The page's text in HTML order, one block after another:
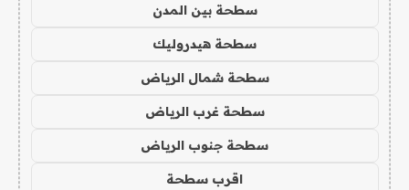
سطحة بين المدن
سطحة هيدروليك
سطحة شمال الرياض
سطحة غرب الرياض
سطحة جنوب الرياض
اقرب سطحة